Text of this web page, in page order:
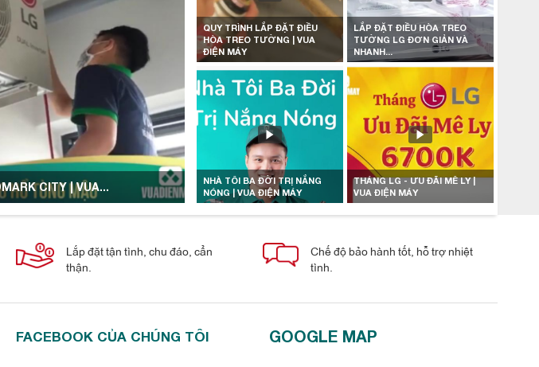
CITY | VUA...
QUY TRÌNH LẮP ĐẶT ĐIỀU
HÒA TREO TƯỜNG | VUA
ĐIỆN MÁY
LẮP ĐẶT ĐIỀU HÒA TREO
TƯỜNG LG ĐƠN GIẢN VÀ
NHANH...
NHÀ TÔI BA ĐỜI TRỊ NẮNG
NÓNG | VUA ĐIỆN MÁY
THÁNG LG - ƯU ĐÃI MÊ LY |
VUA ĐIỆN MÁY
Lắp đặt tận tình, chu đáo, cẩn
thận.
Chế độ bảo hành tốt, hỗ trợ nhiệt
tình.
FACEBOOK CỦA CHÚNG TÔI GOOGLE MAP